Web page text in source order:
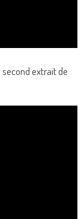
extrait de